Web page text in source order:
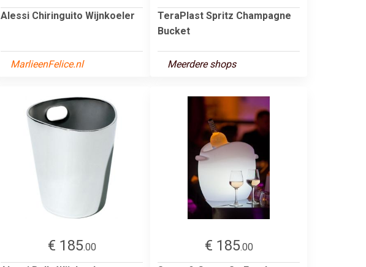
Alessi Chiringuito Wijnkoeler
MarlieenFelice.nl
TeraPlast Spritz Champagne
Bucket
Meerdere shops
€ 185.00
€ 185.00